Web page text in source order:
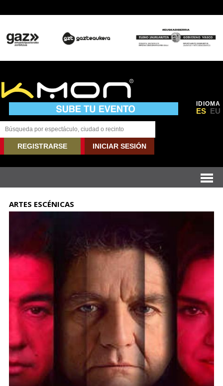
IDIOMA
ES EU
REGISTRARSE INICIAR SESIÓN
ARTES ESCÉNICAS